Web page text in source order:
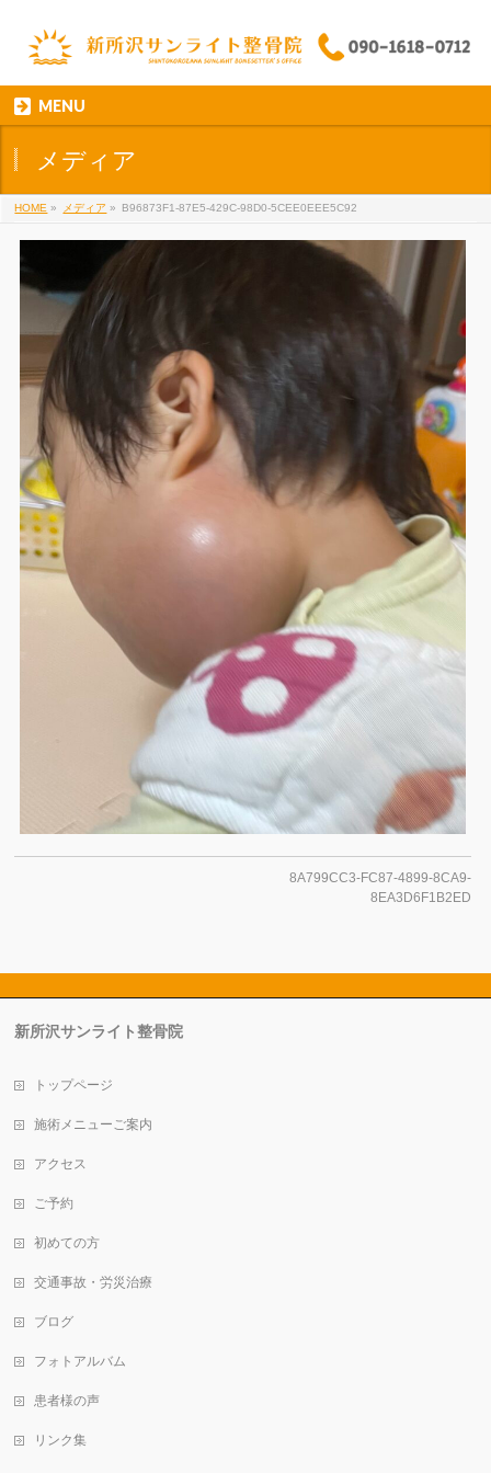
MENU
メディア
HOME » メディア » B96873F1-87E5-429C-98D0-5CEE0EEE5C92
8A799CC3-FC87-4899-8CA9-
8EA3D6F1B2ED
新所沢サンライト整骨院
トップページ
施術メニューご案内
アクセス
ご予約
初めての方
交通事故・労災治療
ブログ
フォトアルバム
患者様の声
リンク集